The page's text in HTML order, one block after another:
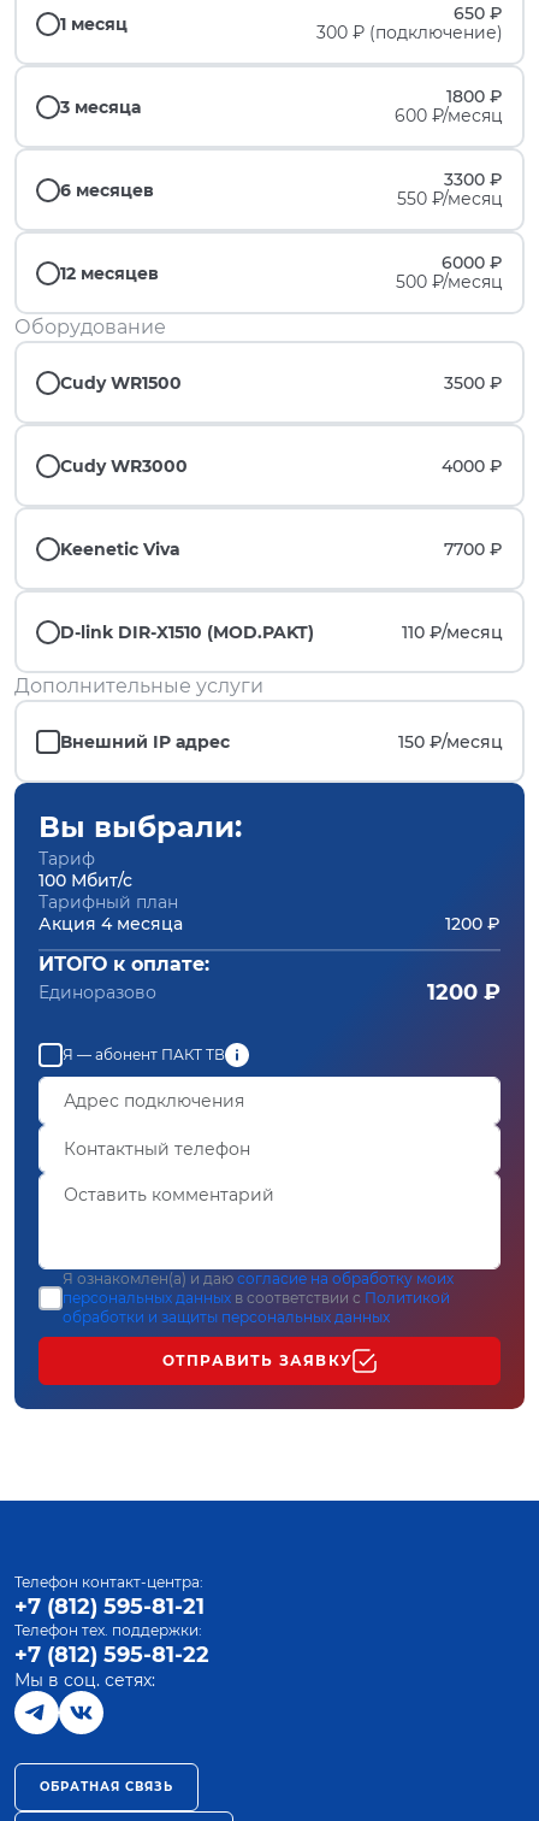
1 месяц
650 ₽
300 ₽ (подключение)
3 месяца
1800 ₽
600 ₽/месяц
6 месяцев
3300 ₽
550 ₽/месяц
12 месяцев
6000 ₽
500 ₽/месяц
Оборудование
Cudy WR1500 3500 ₽
Cudy WR3000 4000 ₽
Keenetic Viva 7700 ₽
D-link DIR-X1510 (MOD.PAKT) 110 ₽/месяц
Дополнительные услуги
Внешний IP адрес 150 ₽/месяц
Вы выбрали:
Тариф
100 Мбит/с
Тарифный план
Акция 4 месяца
1200 ₽
ИТОГО к оплате:
Единоразово 1200 ₽
Я — абонент ПАКТ ТВ
Я ознакомлен(а) и даю согласие на обработку моих
персональных данных в соответствии с Политикой
обработки и защиты персональных данных
ОТПРАВИТЬ ЗАЯВКУ
Телефон контакт-центра:
+7 (812) 595-81-21
Телефон тех. поддержки:
+7 (812) 595-81-22
Мы в соц. сетях:
ОБРАТНАЯ СВЯЗЬ